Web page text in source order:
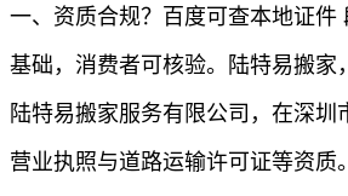
一、资质合规？百度可查本地证件
基础，消费者可核验。陆特易搬家
陆特易搬家服务有限公司，在深圳
营业执照与道路运输许可证等资质